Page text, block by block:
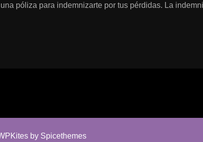
póliza para indemnizarte por tus pérdidas. La
by Spicethemes